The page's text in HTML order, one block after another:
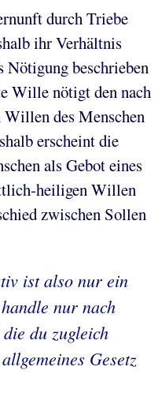
durch Triebe
ihr Verhältnis
Nötigung beschrieben
Wille nötigt den nach
Willen des Menschen
erscheint die
als Gebot eines
heiligen Willen
zwischen Sollen
ist also nur ein
handle nur nach
du zugleich
Gesetz